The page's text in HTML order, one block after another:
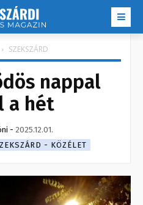
SZEKSZÁRD
nappal
a hét
- 2025.12.01.
- KÖZÉLET